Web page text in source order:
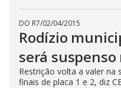
DO R7/02/04/2015
Rodízio
será
Restrição volta a valer na
finais de placa 1 e 2, diz